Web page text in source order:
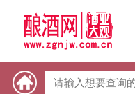
热门资讯：【酒体设计师
热门资讯：未来，传统酒
热门资讯：首批28个酒品